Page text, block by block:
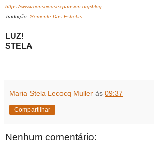
https://www.consciousexpansion.org/blog
Tradução: Semente Das Estrelas
LUZ!
STELA
Maria Stela Lecocq Muller às 09:37
Compartilhar
Nenhum comentário: